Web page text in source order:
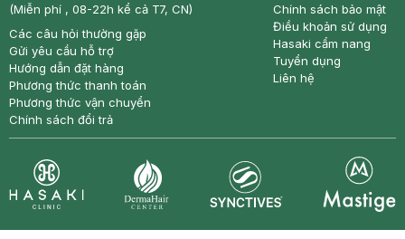
(Miễn phí , 08-22h kể cả T7, CN)
Các câu hỏi thường gặp
Gửi yêu cầu hỗ trợ
Hướng dẫn đặt hàng
Phương thức thanh toán
Phương thức vận chuyển
Chính sách đổi trả
Chính sách bảo mật
Điều khoản sử dụng
Hasaki cẩm nang
Tuyển dụng
Liên hệ